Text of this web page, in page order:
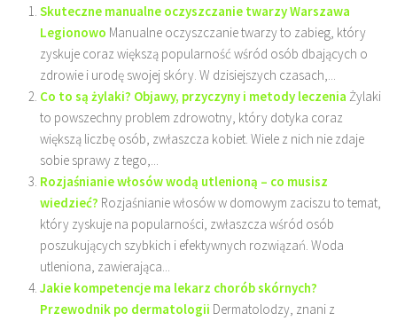
Skuteczne manualne oczyszczanie twarzy Warszawa
Legionowo Manualne oczyszczanie twarzy to zabieg, który
zyskuje coraz większą popularność wśród osób dbających o
zdrowie i urodę swojej skóry. W dzisiejszych czasach,...
Co to są żylaki? Objawy, przyczyny i metody leczenia Żylaki
to powszechny problem zdrowotny, który dotyka coraz
większą liczbę osób, zwłaszcza kobiet. Wiele z nich nie zdaje
sobie sprawy z tego,...
Rozjaśnianie włosów wodą utlenioną – co musisz
wiedzieć? Rozjaśnianie włosów w domowym zaciszu to temat,
który zyskuje na popularności, zwłaszcza wśród osób
poszukujących szybkich i efektywnych rozwiązań. Woda
utleniona, zawierająca...
Jakie kompetencje ma lekarz chorób skórnych?
Przewodnik po dermatologii Dermatolodzy, znani z